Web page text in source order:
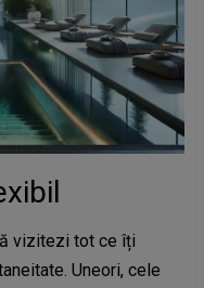
vizitezi tot ce îți
Uneori, cele